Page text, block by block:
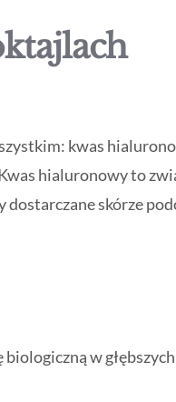
kwas
hialuronowy to
skórze
w